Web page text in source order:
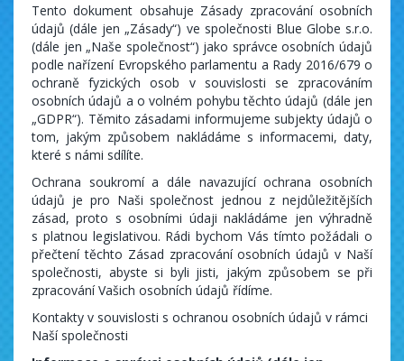
Tento dokument obsahuje Zásady zpracování osobních
údajů (dále jen „Zásady“) ve společnosti Blue Globe s.r.o.
(dále jen „Naše společnost“) jako správce osobních údajů
podle nařízení Evropského parlamentu a Rady 2016/679 o
ochraně fyzických osob v souvislosti se zpracováním
osobních údajů a o volném pohybu těchto údajů (dále jen
„GDPR“). Těmito zásadami informujeme subjekty údajů o
tom, jakým způsobem nakládáme s informacemi, daty,
které s námi sdílíte.
Ochrana soukromí a dále navazující ochrana osobních
údajů je pro Naši společnost jednou z nejdůležitějších
zásad, proto s osobními údaji nakládáme jen výhradně
s platnou legislativou. Rádi bychom Vás tímto požádali o
přečtení těchto Zásad zpracování osobních údajů v Naší
společnosti, abyste si byli jisti, jakým způsobem se při
zpracování Vašich osobních údajů řídíme.
Kontakty v souvislosti s ochranou osobních údajů v rámci
Naší společnosti